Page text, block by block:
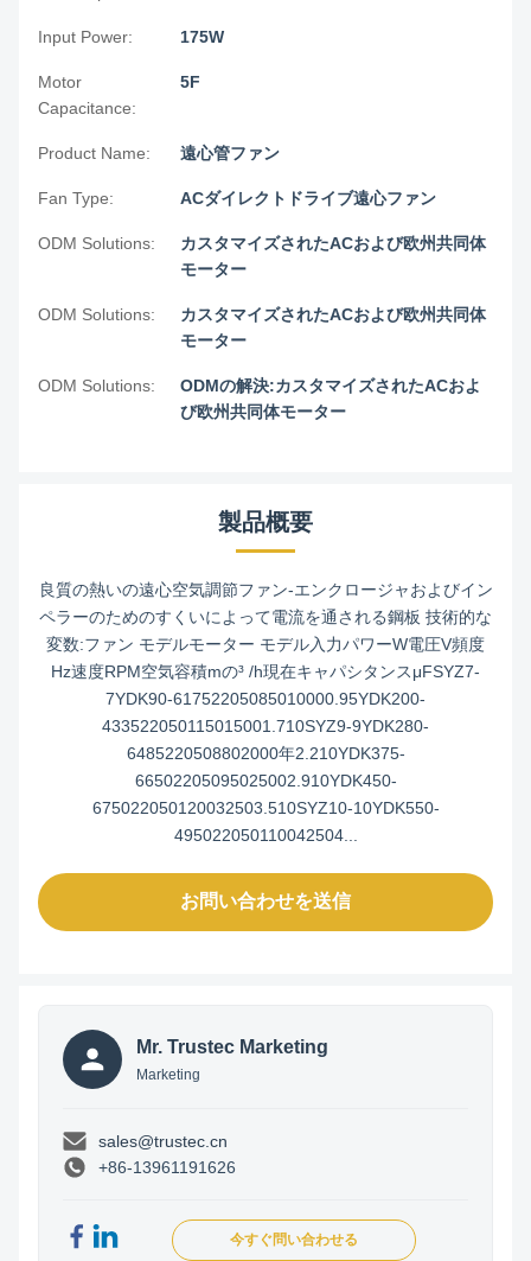
Input Power: 175W
Motor
Capacitance:
5F
Product Name: 遠心管ファン
Fan Type: ACダイレクトドライブ遠心ファン
ODM Solutions:
カスタマイズされたACおよび欧州共同体
モーター
ODM Solutions:
カスタマイズされたACおよび欧州共同体
モーター
ODM Solutions:
ODMの解決:カスタマイズされたACおよ
び欧州共同体モーター
製品概要
良質の熱いの遠心空気調節ファン-エンクロージャおよびイン
ペラーのためのすくいによって電流を通される鋼板 技術的な
変数:ファン モデルモーター モデル入力パワーW電圧V頻度
Hz速度RPM空気容積mの³ /h現在キャパシタンスμFSYZ7-
7YDK90-61752205085010000.95YDK200-
433522050115015001.710SYZ9-9YDK280-
6485220508802000年2.210YDK375-
66502205095025002.910YDK450-
675022050120032503.510SYZ10-10YDK550-
495022050110042504...
お問い合わせを送信
Mr. Trustec Marketing
Marketing
sales@trustec.cn
+86-13961191626
今すぐ問い合わせる